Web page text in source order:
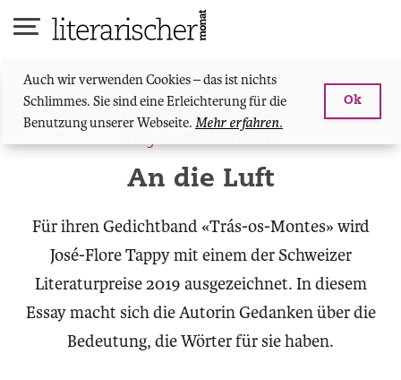
Auch wir verwenden Cookies – das ist nichts
Schlimmes. Sie sind eine Erleichterung für die
Benutzung unserer Webseite. Mehr erfahren.
Ok
Schwerpunkt: «Schweizer Literaturpreise 2019»
An die Luft
Für ihren Gedichtband «Trás-os-Montes» wird
José-Flore Tappy mit einem der Schweizer
Literaturpreise 2019 ausgezeichnet. In diesem
Essay macht sich die Autorin Gedanken über die
Bedeutung, die Wörter für sie haben.